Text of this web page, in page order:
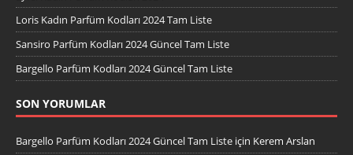
Loris Kadın Parfüm Kodları 2024 Tam Liste
Sansiro Parfüm Kodları 2024 Güncel Tam Liste
Bargello Parfüm Kodları 2024 Güncel Tam Liste
SON YORUMLAR
Bargello Parfüm Kodları 2024 Güncel Tam Liste için Kerem Arslan